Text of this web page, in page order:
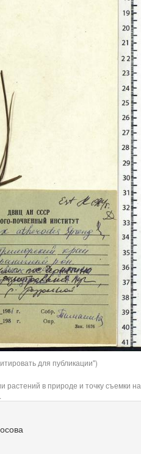
для публикации")
в природе и точку съемки на